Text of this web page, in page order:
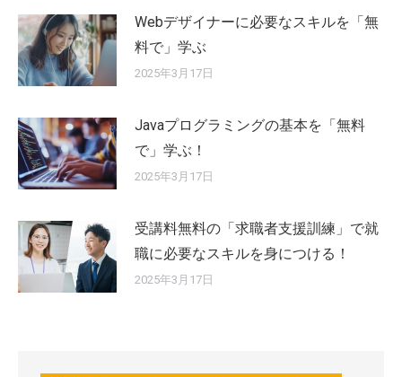
Webデザイナーに必要なスキルを「無
料で」学ぶ
2025年3月17日
Javaプログラミングの基本を「無料
で」学ぶ！
2025年3月17日
受講料無料の「求職者支援訓練」で就
職に必要なスキルを身につける！
2025年3月17日